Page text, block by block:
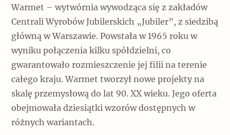
Warmet – wytwórnia wywodząca się z zakładów
Centrali Wyrobów Jubilerskich „Jubiler”, z siedzibą
główną w Warszawie. Powstała w 1965 roku w
wyniku połączenia kilku spółdzielni, co
gwarantowało rozmieszczenie jej filii na terenie
całego kraju. Warmet tworzył nowe projekty na
skalę przemysłową do lat 90. XX wieku. Jego oferta
obejmowała dziesiątki wzorów dostępnych w
różnych wariantach.